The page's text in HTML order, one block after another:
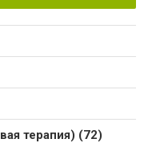
терапия) (72)